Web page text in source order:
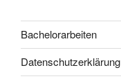
Bachelorarbeiten
Datenschutzerklärung